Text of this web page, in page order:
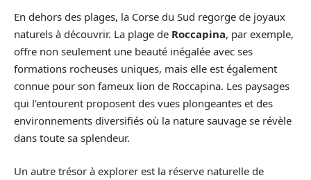
En dehors des plages, la Corse du Sud regorge de joyaux
naturels à découvrir. La plage de Roccapina, par exemple,
offre non seulement une beauté inégalée avec ses
formations rocheuses uniques, mais elle est également
connue pour son fameux lion de Roccapina. Les paysages
qui l’entourent proposent des vues plongeantes et des
environnements diversifiés où la nature sauvage se révèle
dans toute sa splendeur.
Un autre trésor à explorer est la réserve naturelle de